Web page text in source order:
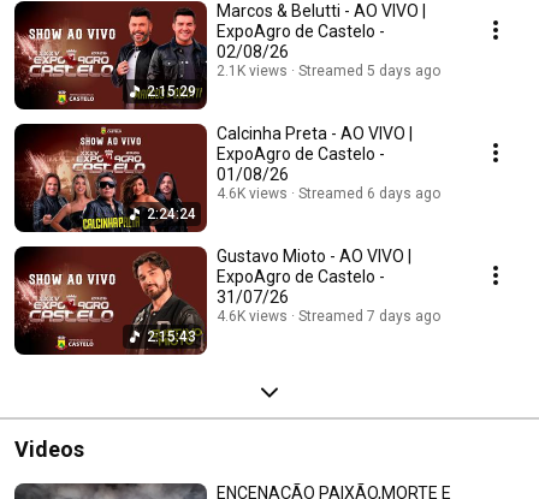
2:15:29
Marcos & Belutti - AO VIVO |
ExpoAgro de Castelo -
02/08/26
2.1K views Streamed 5 days ago
2:24:24
Calcinha Preta - AO VIVO |
ExpoAgro de Castelo -
01/08/26
4.6K views Streamed 6 days ago
2:15:43
Gustavo Mioto - AO VIVO |
ExpoAgro de Castelo -
31/07/26
4.6K views Streamed 7 days ago
Videos
ENCENAÇÃO PAIXÃO,MORTE E